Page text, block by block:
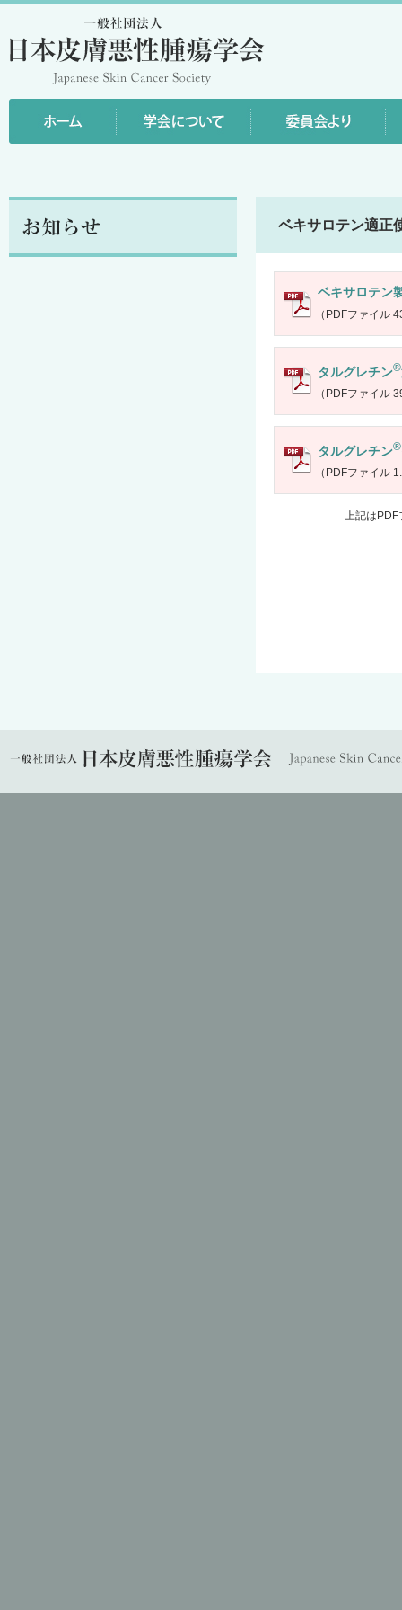
ベキサロテン適正
ベキサロテン
（PDFファイル
タルグレチン®
（PDFファイル
タルグレチン®
（PDFファイル
上記は